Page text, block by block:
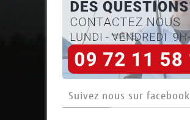
Suivez nous sur facebook